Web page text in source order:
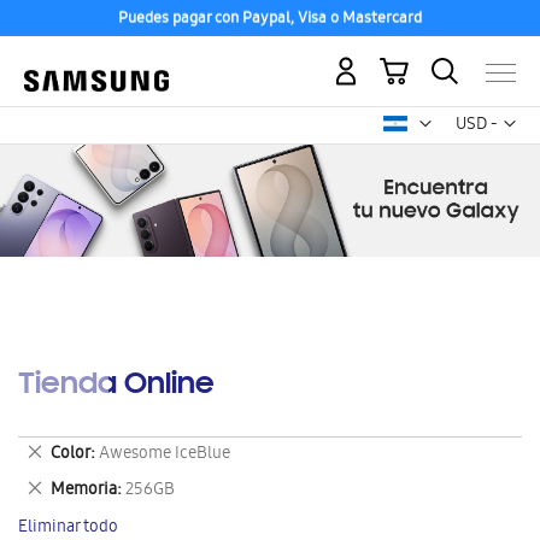
Puedes pagar con Paypal, Visa o Mastercard
USD -
dólar
Mi carrito
Tienda Online
Color Awesome IceBlue
Eliminar
este
artículo
Memoria 256GB
Eliminar
este
Eliminar todo